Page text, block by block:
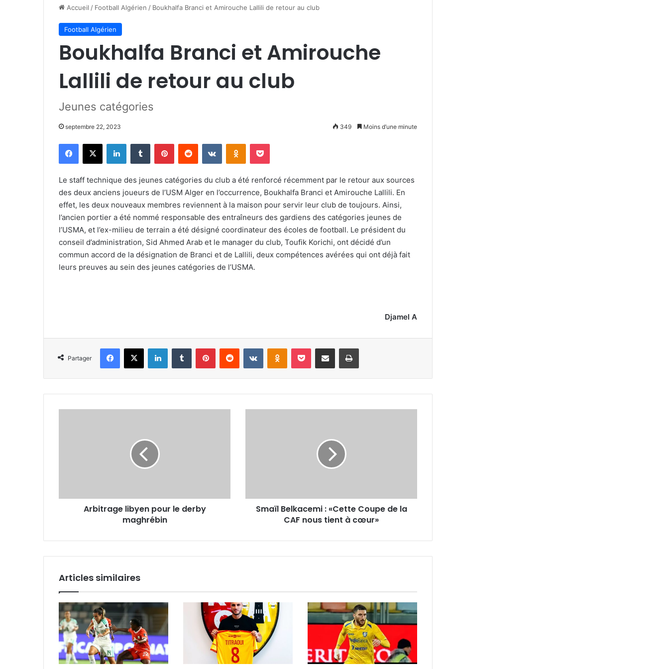
Accueil / Football Algérien / Boukhalfa Branci et Amirouche Lallili de retour au club
Football Algérien
Boukhalfa Branci et Amirouche
Lallili de retour au club
Jeunes catégories
septembre 22, 2023 349 Moins d’une minute
Facebook
X LinkedinTumblr PinterestReddit VKontakteOdnoklassniki
Pocket
Le staff technique des jeunes catégories du club a été renforcé récemment par le retour aux sources
des deux anciens joueurs de l’USM Alger en l’occurrence, Boukhalfa Branci et Amirouche Lallili. En
effet, les deux nouveaux membres reviennent à la maison pour servir leur club de toujours. Ainsi,
l’ancien portier a été nommé responsable des entraîneurs des gardiens des catégories jeunes de
l’USMA, et l’ex-milieu de terrain a été désigné coordinateur des écoles de football. Le président du
conseil d’administration, Sid Ahmed Arab et le manager du club, Toufik Korichi, ont décidé d’un
commun accord de la désignation de Branci et de Lallili, deux compétences avérées qui ont déjà fait
leurs preuves au sein des jeunes catégories de l’USMA.
Djamel A
Partager
Facebook
X LinkedinTumblr PinterestReddit VKontakteOdnoklassniki
Pocket Partager par email Imprimer
Arbitrage libyen pour le derby
maghrébin
nous
tientSmaïl Belkacemi : «Cette Coupe de la
CAF nous tient à cœur»
Articles similaires